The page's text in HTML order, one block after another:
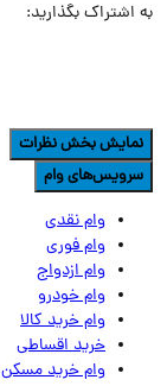
اشتراک بگذارید:
بخش نظرات
وام
وام نقدی
وام فوری
وام ازدواج
وام خودرو
وام خرید کالا
خرید اقساطی
وام خرید مسکن